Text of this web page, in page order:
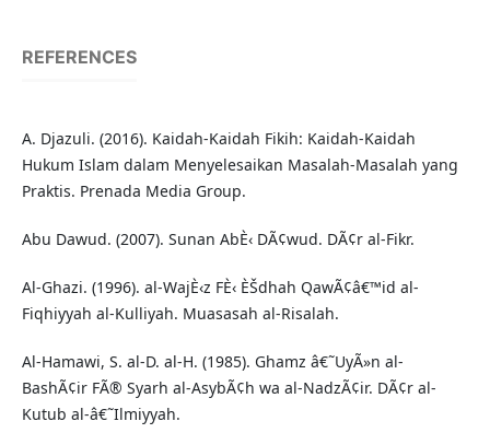
REFERENCES
A. Djazuli. (2016). Kaidah-Kaidah Fikih: Kaidah-Kaidah
Hukum Islam dalam Menyelesaikan Masalah-Masalah yang
Praktis. Prenada Media Group.
Abu Dawud. (2007). Sunan AbÈ‹ DÃ¢wud. DÃ¢r al-Fikr.
Al-Ghazi. (1996). al-WajÈ‹z FÈ‹ ÈŠdhah QawÃ¢â€™id al-
Fiqhiyyah al-Kulliyah. Muasasah al-Risalah.
Al-Hamawi, S. al-D. al-H. (1985). Ghamz â€˜UyÃ»n al-
BashÃ¢ir FÃ® Syarh al-AsybÃ¢h wa al-NadzÃ¢ir. DÃ¢r al-
Kutub al-â€˜Ilmiyyah.